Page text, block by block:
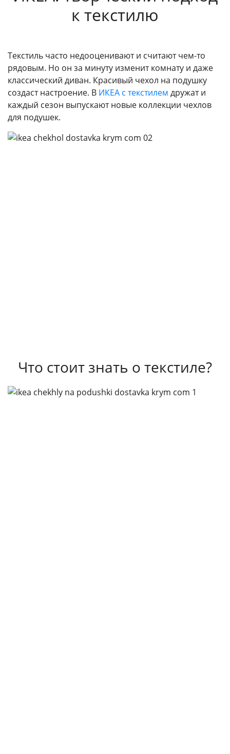
к текстилю
Текстиль часто недооценивают и считают чем-то
рядовым. Но он за минуту изменит комнату и даже
классический диван. Красивый чехол на подушку
создаст настроение. В ИКЕА с текстилем дружат и
каждый сезон выпускают новые коллекции чехлов
для подушек.
Что стоит знать о текстиле?